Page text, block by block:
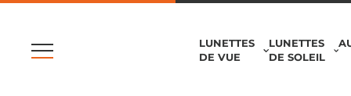
LUNETTES
DE VUE
LUNETTES
DE SOLEIL